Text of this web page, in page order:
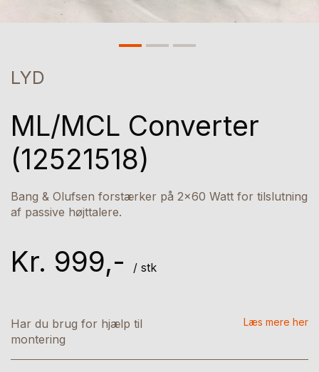
LYD
ML/MCL Converter
(12521518)
Bang & Olufsen forstærker på 2x60 Watt for tilslutning
af passive højttalere.
Kr. 999,- / stk
Har du brug for hjælp til
montering
Læs mere her